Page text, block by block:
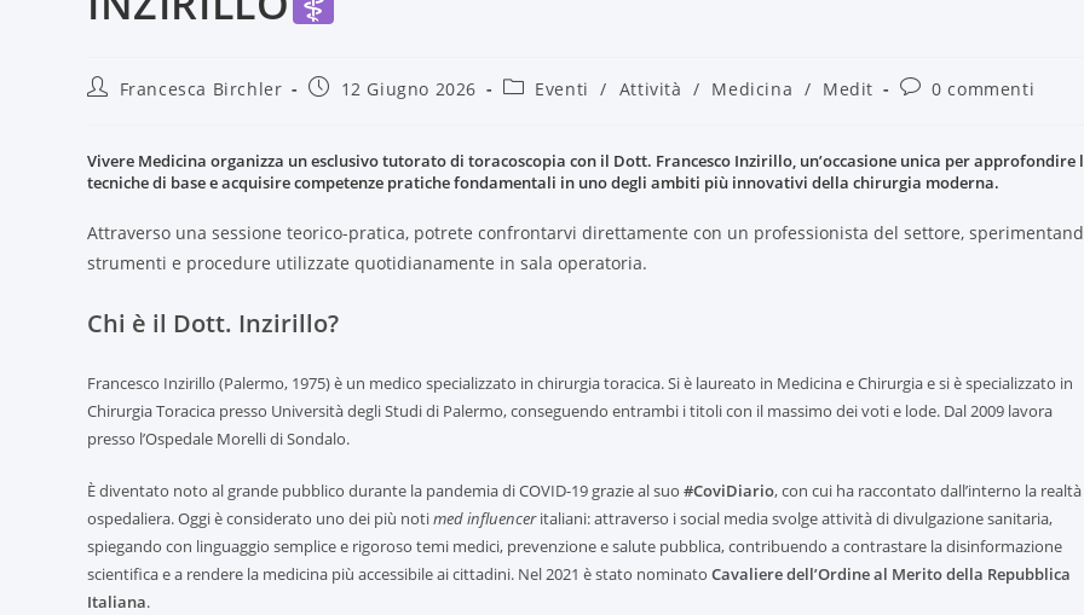
Francesca Birchler 12 Giugno 2026 Eventi / Attività / Medicina / Medit 0 commenti
Vivere Medicina organizza un esclusivo tutorato di toracoscopia con il Dott. Francesco Inzirillo, un’occasione unica per approfondire
tecniche di base e acquisire competenze pratiche fondamentali in uno degli ambiti più innovativi della chirurgia moderna.
Attraverso una sessione teorico-pratica, potrete confrontarvi direttamente con un professionista del settore,
strumenti e procedure utilizzate quotidianamente in sala operatoria.
Chi è il Dott. Inzirillo?
Francesco Inzirillo (Palermo, 1975) è un medico specializzato in chirurgia toracica. Si è laureato in Medicina e Chirurgia e si è specializzato in
Chirurgia Toracica presso Università degli Studi di Palermo, conseguendo entrambi i titoli con il massimo dei voti e lode. Dal 2009 lavora
presso l’Ospedale Morelli di Sondalo.
È diventato noto al grande pubblico durante la pandemia di COVID-19 grazie al suo #CoviDiario, con cui ha raccontato dall’interno la realtà
ospedaliera. Oggi è considerato uno dei più notimed influenceritaliani: attraverso i social media svolge attività di divulgazione sanitaria,
spiegando con linguaggio semplice e rigoroso temi medici, prevenzione e salute pubblica, contribuendo a contrastare la disinformazione
scientifica e a rendere la medicina più accessibile ai cittadini. Nel 2021 è stato nominato Cavaliere dell’Ordine al Merito della Repubblica
Italiana.